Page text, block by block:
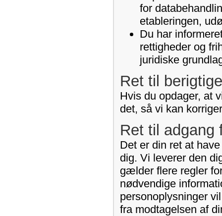
for
etableringen,
Du har
rettigheder og
juridiske
Ret til
Hvis du opdager, at
det, så vi kan
Ret til adgang
Det er din ret at
dig. Vi leverer den
gælder flere regler
nødvendige
personoplysninger
fra modtagelsen af